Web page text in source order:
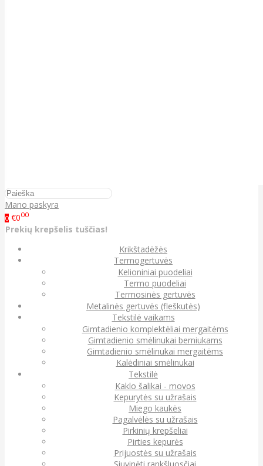
Mano paskyra
0 €000
Prekių krepšelis tuščias!
Krikštadėžės
Termogertuvės
Kelioniniai puodeliai
Termo puodeliai
Termosinės gertuvės
Metalinės gertuvės (fleškutės)
Tekstilė vaikams
Gimtadienio komplektėliai mergaitėms
Gimtadienio smėlinukai berniukams
Gimtadienio smėlinukai mergaitėms
Kalėdiniai smėlinukai
Tekstilė
Kaklo šalikai - movos
Kepurytės su užrašais
Miego kaukės
Pagalvėlės su užrašais
Pirkinių krepšeliai
Pirties kepurės
Prijuostės su užrašais
Siuvinėti rankšluosčiai